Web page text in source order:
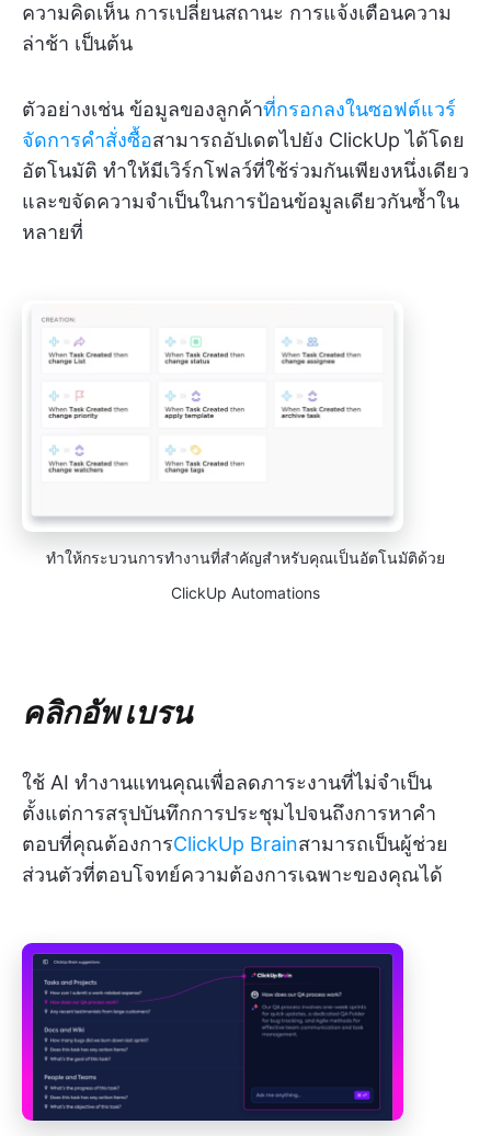
ความคิดเห็น การเปลี่ยนสถานะ การแจ้งเตือนความ
ล่าช้า เป็นต้น
ตัวอย่างเช่น ข้อมูลของลูกค้าที่กรอกลงในซอฟต์แวร์
จัดการคำสั่งซื้อสามารถอัปเดตไปยัง ClickUp ได้โดย
อัตโนมัติ ทำให้มีเวิร์กโฟลว์ที่ใช้ร่วมกันเพียงหนึ่งเดียว
และขจัดความจำเป็นในการป้อนข้อมูลเดียวกันซ้ำใน
หลายที่
ทำให้กระบวนการทำงานที่สำคัญสำหรับคุณเป็นอัตโนมัติด้วย
ClickUp Automations
คลิกอัพ เบรน
ใช้ AI ทำงานแทนคุณเพื่อลดภาระงานที่ไม่จำเป็น
ตั้งแต่การสรุปบันทึกการประชุมไปจนถึงการหาคำ
ตอบที่คุณต้องการClickUp Brainสามารถเป็นผู้ช่วย
ส่วนตัวที่ตอบโจทย์ความต้องการเฉพาะของคุณได้